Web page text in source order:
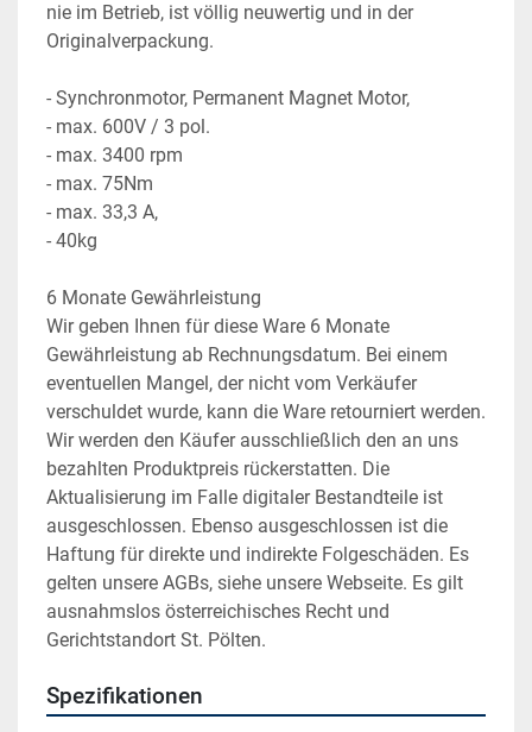
nie im Betrieb, ist völlig neuwertig und in der
Originalverpackung.
- Synchronmotor, Permanent Magnet Motor,
- max. 600V / 3 pol.
- max. 3400 rpm
- max. 75Nm
- max. 33,3 A,
- 40kg
6 Monate Gewährleistung
Wir geben Ihnen für diese Ware 6 Monate
Gewährleistung ab Rechnungsdatum. Bei einem
eventuellen Mangel, der nicht vom Verkäufer
verschuldet wurde, kann die Ware retourniert werden.
Wir werden den Käufer ausschließlich den an uns
bezahlten Produktpreis rückerstatten. Die
Aktualisierung im Falle digitaler Bestandteile ist
ausgeschlossen. Ebenso ausgeschlossen ist die
Haftung für direkte und indirekte Folgeschäden. Es
gelten unsere AGBs, siehe unsere Webseite. Es gilt
ausnahmslos österreichisches Recht und
Gerichtstandort St. Pölten.
Spezifikationen